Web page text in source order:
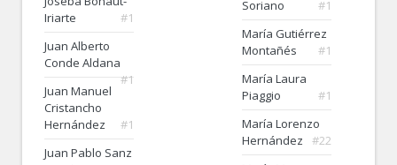
Iriarte
#1
Juan Alberto
Conde Aldana
#1
Juan Manuel
Cristancho
Hernández
#1
Juan Pablo Sanz
Soriano
#1
María Gutiérrez
Montañés
#1
María Laura
Piaggio
#1
María Lorenzo
Hernández
#22